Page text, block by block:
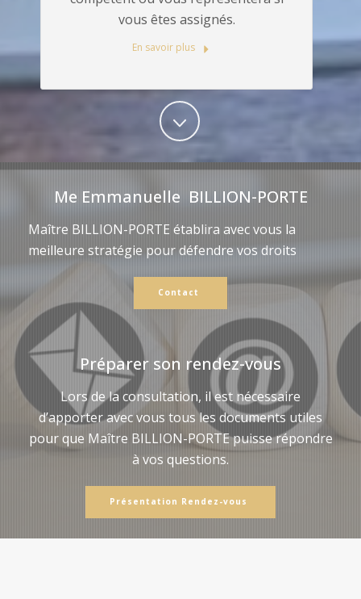
vous êtes assignés.
En savoir plus
Me Emmanuelle BILLION-PORTE
Maître BILLION-PORTE établira avec vous la
meilleure stratégie pour défendre vos droits
Contact
Préparer son rendez-vous
Lors de la consultation, il est nécessaire
d’apporter avec vous tous les documents utiles
pour que Maître BILLION-PORTE puisse répondre
à vos questions.
Présentation Rendez-vous